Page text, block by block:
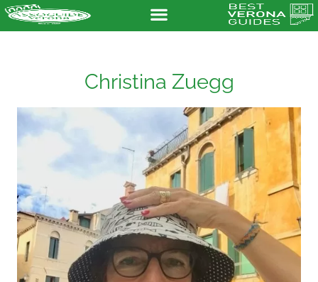
Christina Zuegg